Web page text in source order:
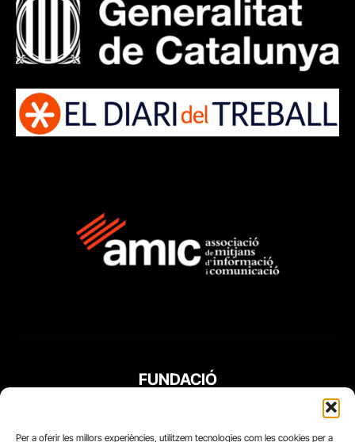
Per a oferir les millors experiències, utilitzem tecnologies com les cookies per a
FUNDACIÓ